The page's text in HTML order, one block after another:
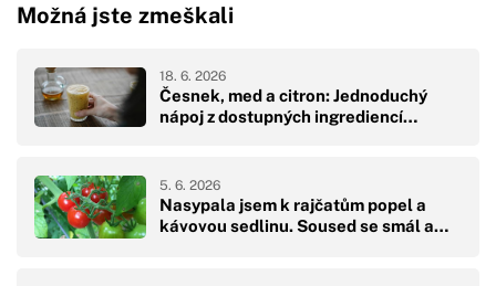
Možná jste zmeškali
Česnek, med a citron: Jednoduchý
nápoj z dostupných ingrediencí…
18. 6. 2026
Nasypala jsem k rajčatům popel a
kávovou sedlinu. Soused se smál a…
5. 6. 2026